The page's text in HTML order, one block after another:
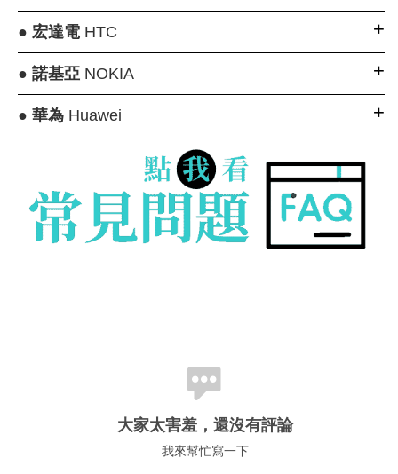
● 宏達電HTC
● 諾基亞NOKIA
● 華為Huawei
大家太害羞，還沒有評論
我來幫忙寫一下